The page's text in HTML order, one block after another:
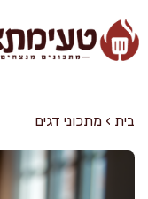
לתוכן
בית › מתכוני דגים